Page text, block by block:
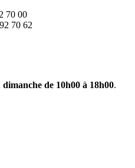
70 00
70 62
de 10h00 à 18h00.